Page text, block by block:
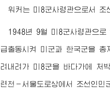
워커는 미8군사령관으로서 조
1948년 9월 미8군사령관으로
급출동시켜 미군과 한국군을
려내려가 미8군을 바다가에 처
련천－서울도로상에서 조선인